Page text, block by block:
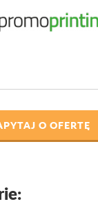
O OFERTĘ